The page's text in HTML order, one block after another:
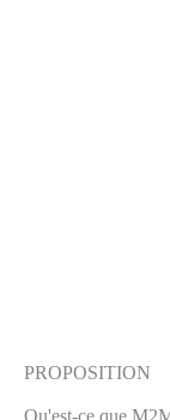
PROPOSITION
Qu'est-ce que